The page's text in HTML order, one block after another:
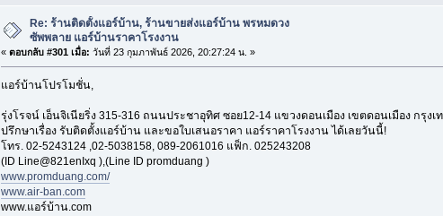
Re: ร้านติดตั้งแอร์บ้าน, ร้านขายส่งแอร์บ้าน พรหมดวง
ซัพพลาย แอร์บ้านราคาโรงงาน
« ตอบกลับ #301 เมื่อ: วันที่ 23 กุมภาพันธ์ 2026, 20:27:24 น. »
แอร์บ้านโปรโมชั่น,
รุ่งโรจน์ เอ็นจิเนียริ่ง 315-316 ถนนประชาอุทิศ ซอย12-14 แขวงดอนเมือง เขตดอนเมือง กรุง
ปรึกษาเรื่อง รับติดตั้งแอร์บ้าน และขอใบเสนอราคา แอร์ราคาโรงงาน ได้เลยวันนี้!
โทร. 02-5243124 ,02-5038158, 089-2061016 แฟ็ก. 025243208
(ID Line@821enIxq ),(Line ID promduang )
www.promduang.com/
www.air-ban.com
www.แอร์บ้าน.com